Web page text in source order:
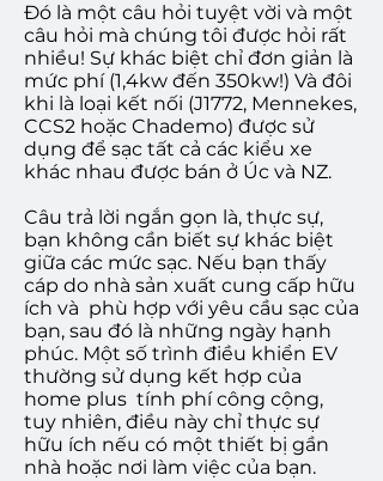
Đó là một câu hỏi tuyệt vời và một
câu hỏi mà chúng tôi được hỏi rất
nhiều! Sự khác biệt chỉ đơn giản là
mức phí (1,4kw đến 350kw!) Và đôi
khi là loại kết nối (J1772, Mennekes,
CCS2 hoặc Chademo) được sử
dụng để sạc tất cả các kiểu xe
khác nhau được bán ở Úc và NZ.
Câu trả lời ngắn gọn là, thực sự,
bạn không cần biết sự khác biệt
giữa các mức sạc. Nếu bạn thấy
cáp do nhà sản xuất cung cấp hữu
ích và phù hợp với yêu cầu sạc của
bạn, sau đó là những ngày hạnh
phúc. Một số trình điều khiển EV
thường sử dụng kết hợp của
home plus tính phí công cộng,
tuy nhiên, điều này chỉ thực sự
hữu ích nếu có một thiết bị gần
nhà hoặc nơi làm việc của bạn.